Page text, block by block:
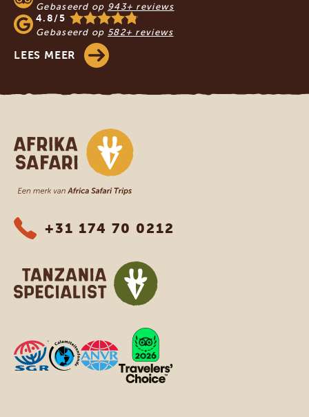
Gebaseerd op 943+ reviews
4.8/5
Gebaseerd op 582+ reviews
LEES MEER
Afrika safari
+31 174 70 0212